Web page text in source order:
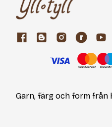
Garn, färg och form från